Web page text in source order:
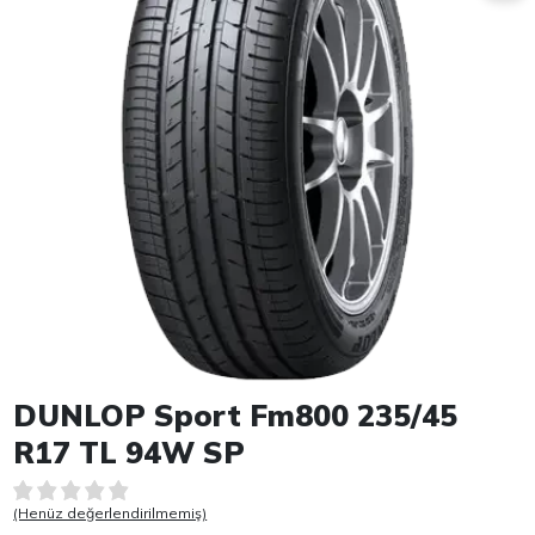
Item 1 of 1
DUNLOP Sport Fm800 235/45
R17 TL 94W SP
(Henüz değerlendirilmemiş)